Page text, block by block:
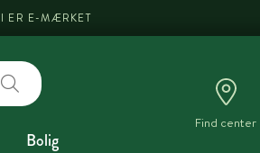
ER E-MÆRKET
Bolig
Find center